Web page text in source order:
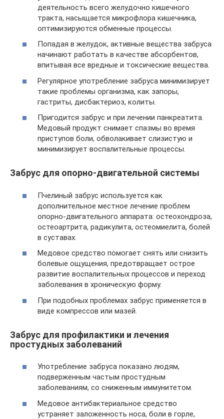
деятельность всего желудочно кишечного
тракта, насыщается микрофлора кишечника,
оптимизируются обменные процессы.
Попадая в желудок, активные вещества забруса
начинают работать в качестве абсорбентов,
впитывая все вредные и токсические вещества.
Регулярное употребление забруса минимизирует
такие проблемы организма, как запоры,
гастриты, дисбактериоз, колиты.
Пригодится забрус и при лечении панкреатита.
Медовый продукт снимает спазмы во время
приступов боли, обволакивает слизистую и
минимизирует воспалительные процессы.
Забрус для опорно-двигательной системы
Пчелиный забрус используется как
дополнительное местное лечение проблем
опорно-двигательного аппарата: остеохондроза,
остеоартрита, радикулита, остеомиелита, болей
в суставах.
Медовое средство помогает снять или снизить
болевые ощущения, предотвращает острое
развитие воспалительных процессов и переход
заболевания в хроническую форму.
При подобных проблемах забрус применяется в
виде компрессов или мазей.
Забрус для профилактики и лечения
простудных заболеваний
Употребление забруса показано людям,
подверженным частым простудным
заболеваниям, со сниженным иммунитетом.
Медовое антибактериальное средство
устраняет заложенность носа, боли в горле,